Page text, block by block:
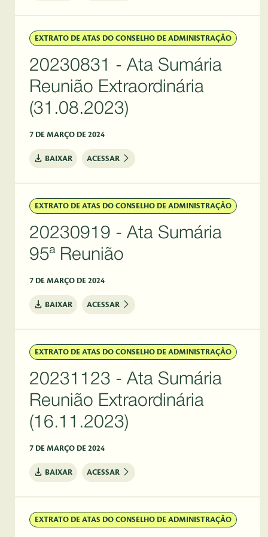
EXTRATO DE ATAS DO CONSELHO DE ADMINISTRAÇÃO
20230831 - Ata Sumária
Reunião Extraordinária
(31.08.2023)
7 DE MARÇO DE 2024
BAIXAR ACESSAR
EXTRATO DE ATAS DO CONSELHO DE ADMINISTRAÇÃO
20230919 - Ata Sumária
95ª Reunião
7 DE MARÇO DE 2024
BAIXAR ACESSAR
EXTRATO DE ATAS DO CONSELHO DE ADMINISTRAÇÃO
20231123 - Ata Sumária
Reunião Extraordinária
(16.11.2023)
7 DE MARÇO DE 2024
BAIXAR ACESSAR
EXTRATO DE ATAS DO CONSELHO DE ADMINISTRAÇÃO